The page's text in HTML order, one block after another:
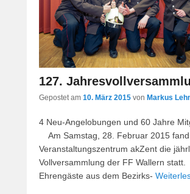
127.
Gepostet am 10. März 2015 von Markus
4 Neu-Angelobungen und 60 Jahre
Am Samstag, 28. Februar 2015
Veranstaltungszentrum akZent die
Vollversammlung der FF Wallern
Ehrengäste aus dem Bezirks-